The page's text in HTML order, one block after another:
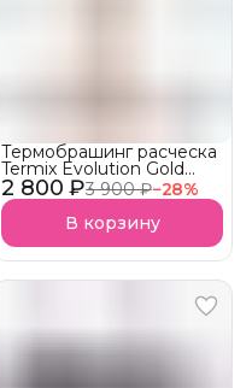
2 800 ₽3 900 ₽−28%
Термобрашинг расческа
Termix Evolution Gold
Rose
В корзину